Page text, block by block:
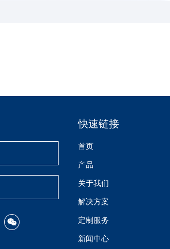
快速链接
首页
产品
关于我们
解决方案
定制服务
新闻中心